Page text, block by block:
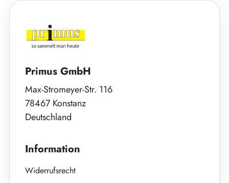
Primus GmbH
Max-Stromeyer-Str. 116
78467 Konstanz
Deutschland
Information
Widerrufsrecht